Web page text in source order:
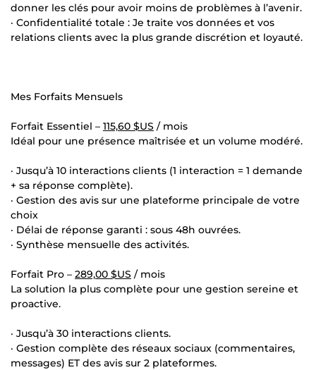
donner les clés pour avoir moins de problèmes à l’avenir.
· Confidentialité totale : Je traite vos données et vos
relations clients avec la plus grande discrétion et loyauté.
Mes Forfaits Mensuels
Forfait Essentiel – 115,60 $US / mois
Idéal pour une présence maîtrisée et un volume modéré.
· Jusqu’à 10 interactions clients (1 interaction = 1 demande
+ sa réponse complète).
· Gestion des avis sur une plateforme principale de votre
choix
· Délai de réponse garanti : sous 48h ouvrées.
· Synthèse mensuelle des activités.
Forfait Pro – 289,00 $US / mois
La solution la plus complète pour une gestion sereine et
proactive.
· Jusqu’à 30 interactions clients.
· Gestion complète des réseaux sociaux (commentaires,
messages) ET des avis sur 2 plateformes.